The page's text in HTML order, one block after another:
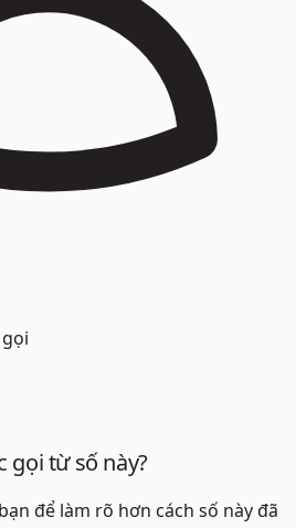
gọi từ số này?
để làm rõ hơn cách số này đã